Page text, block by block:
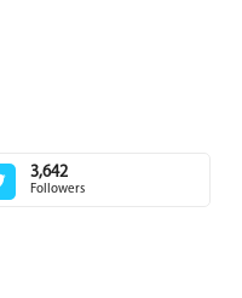
3,642
Followers